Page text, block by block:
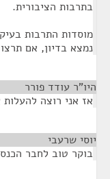
בתרבות הציבורית.
מוסדות התרבות
נמצא בדיון, אם
היו"ר עודד פורר
אז אני רוצה
יוסי שרעבי
בוקר טוב לחבר